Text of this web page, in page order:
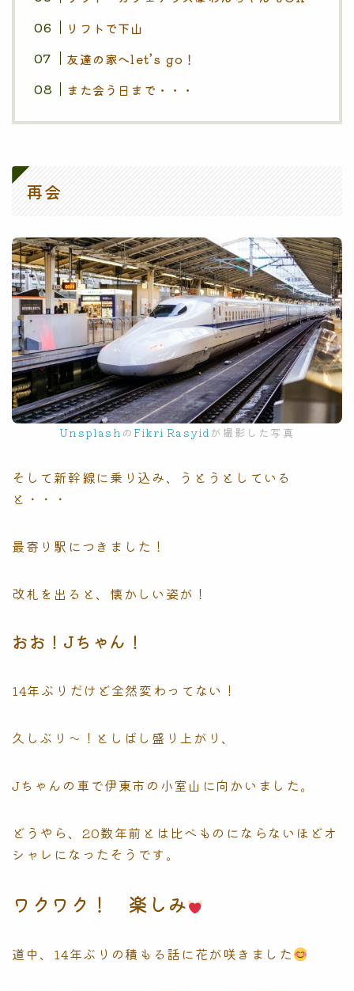
リフトで下山
友達の家へlet’s go！
また会う日まで・・・
再会
Unsplash の Fikri Rasyidが撮影した写真
そして新幹線に乗り込み、うとうとしている
と・・・
最寄り駅につきました！
改札を出ると、懐かしい姿が！
おお！Jちゃん！
14年ぶりだけど全然変わってない！
久しぶり〜！としばし盛り上がり、
Jちゃんの車で伊東市の小室山に向かいました。
どうやら、20数年前とは比べものにならないほどオ
シャレになったそうです。
ワクワク！ 楽しみ
道中、14年ぶりの積もる話に花が咲きました